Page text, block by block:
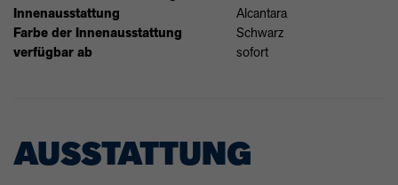
Innenausstattung Alcantara
Farbe der Innenausstattung Schwarz
verfügbar ab sofort
AUSSTATTUNG